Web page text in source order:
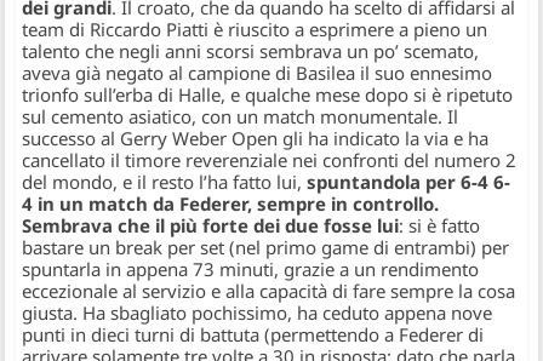
dei grandi. Il croato, che da quando ha scelto di affidarsi al
team di Riccardo Piatti è riuscito a esprimere a pieno un
talento che negli anni scorsi sembrava un po’ scemato,
aveva già negato al campione di Basilea il suo ennesimo
trionfo sull’erba di Halle, e qualche mese dopo si è ripetuto
sul cemento asiatico, con un match monumentale. Il
successo al Gerry Weber Open gli ha indicato la via e ha
cancellato il timore reverenziale nei confronti del numero 2
del mondo, e il resto l’ha fatto lui,spuntandola per 6-4 6-
4 in un match da Federer, sempre in controllo.
Sembrava che il più forte dei due fosse lui: si è fatto
bastare un break per set (nel primo game di entrambi) per
spuntarla in appena 73 minuti, grazie a un rendimento
eccezionale al servizio e alla capacità di fare sempre la cosa
giusta. Ha sbagliato pochissimo, ha ceduto appena nove
punti in dieci turni di battuta (permettendo a Federer di
arrivare solamente tre volte a 30 in risposta: dato che parla